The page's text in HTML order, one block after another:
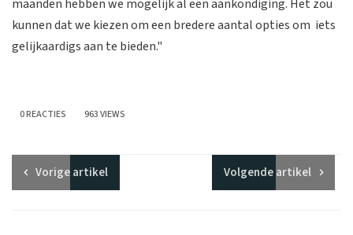
maanden hebben we mogelijk al een aankondiging. Het zou
kunnen dat we kiezen om een bredere aantal opties om iets
gelijkaardigs aan te bieden."
0 REACTIES 963 VIEWS
Vorigeartikel Volgendeartikel